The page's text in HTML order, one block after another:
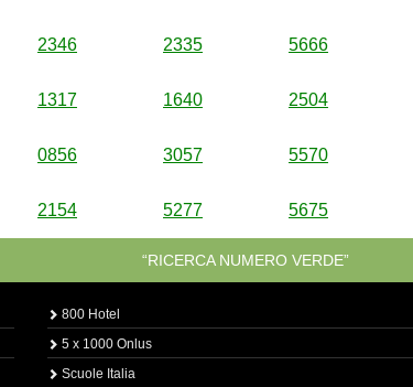
2346 2335 5666
1317 1640 2504
0856 3057 5570
2154 5277 5675
“RICERCA NUMERO VERDE”
800 Hotel
5 x 1000 Onlus
Scuole Italia